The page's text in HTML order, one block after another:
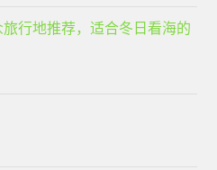
行地推荐，适合冬日看海的